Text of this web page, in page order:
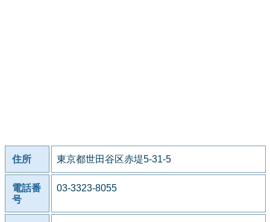
住所 東京都世田谷区赤堤5-31-5
電話番
号
03-3323-8055